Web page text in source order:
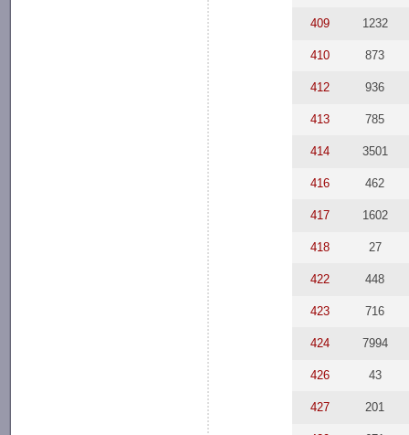
409 1232
410 873
412 936
413 785
414 3501
416 462
417 1602
418 27
422 448
423 716
424 7994
426 43
427 201